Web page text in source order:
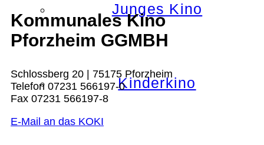
Junges Kino
Kinderkino
Kommunales Kino
Pforzheim GGMBH
Schlossberg 20 | 75175 Pforzheim
Telefon 07231 566197-0
Fax 07231 566197-8
E-Mail an das KOKI